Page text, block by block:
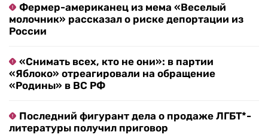
Фермер-американец из мема «Веселый
молочник» рассказал о риске депортации из
России
«Снимать всех, кто не они»: в партии
«Яблоко» отреагировали на обращение
«Родины» в ВС РФ
Последний фигурант дела о продаже ЛГБТ*-
литературы получил приговор